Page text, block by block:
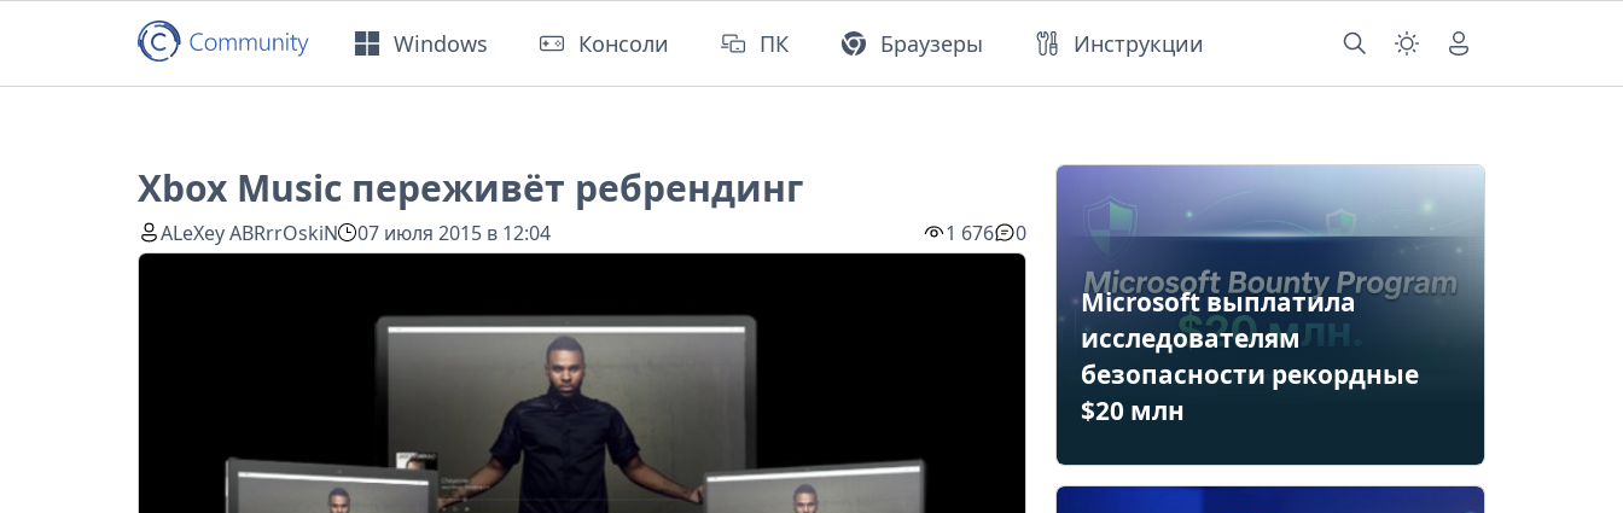
Windows Консоли ПК Браузеры Инструкции
Xbox Music переживёт ребрендинг
ALeXey ABRrrOskiN 07 июля 2015 в 12:04 1 676 0
Microsoft выплатила
исследователям
безопасности рекордные
$20 млн